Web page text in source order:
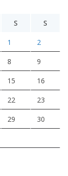
S S
1 2
8 9
15 16
22 23
29 30